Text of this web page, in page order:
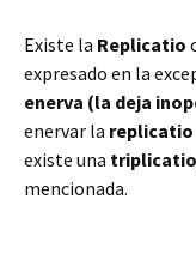
Existe la Replicatio
expresado en la
enerva (la deja
enervar la replicatio
existe una triplicatio
mencionada.